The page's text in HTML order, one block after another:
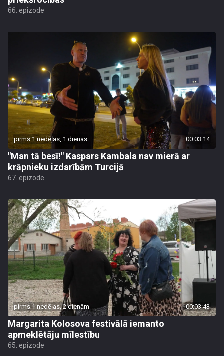
66. epizode
pirms 1 nedēļas, 1 dienas 00:03:14
"Man tā besī!" Kaspars Kambala nav mierā ar
krāpnieku izdarībām Turcijā
67. epizode
pirms 1 nedēļas, 2 dienām 00:03:43
Margarita Kolosova festivālā iemanto
apmeklētāju mīlestību
65. epizode